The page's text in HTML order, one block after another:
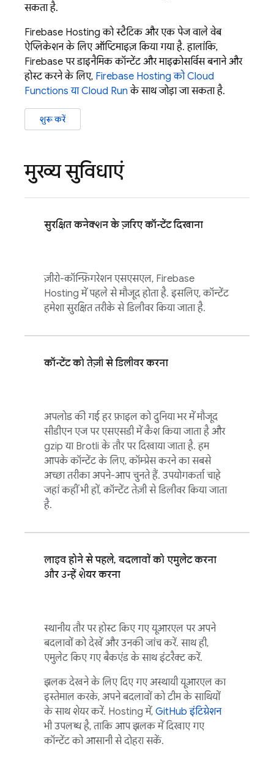
सकता है.
Firebase Hosting को स्टैटिक और एक पेज वाले वेब
ऐप्लिकेशन के लिए ऑप्टिमाइज़ किया गया है. हालांकि,
Firebase पर डाइनैमिक कॉन्टेंट और माइक्रोसर्विस बनाने और
होस्ट करने के लिए, Firebase Hosting कोCloud
Functions याCloud Run के साथ जोड़ा जा सकता है.
शुरू करें
मुख्य सुविधाएं
सुरक्षित कनेक्शन के ज़रिए कॉन्टेंट दिखाना
ज़ीरो-कॉन्फ़िगरेशन एसएसएल, Firebase
Hosting में पहले से मौजूद होता है. इसलिए, कॉन्टेंट
हमेशा सुरक्षित तरीके से डिलीवर किया जाता है.
कॉन्टेंट को तेज़ी से डिलीवर करना
अपलोड की गई हर फ़ाइल को दुनिया भर में मौजूद
सीडीएन एज पर एसएसडी में कैश किया जाता है और
gzip या Brotli के तौर पर दिखाया जाता है. हम
आपके कॉन्टेंट के लिए, कॉम्प्रेस करने का सबसे
अच्छा तरीका अपने-आप चुनते हैं. उपयोगकर्ता चाहे
जहां कहीं भी हों, कॉन्टेंट तेज़ी से डिलीवर किया जाता
है.
लाइव होने से पहले, बदलावों को एमुलेट करना
और उन्हें शेयर करना
स्थानीय तौर पर होस्ट किए गए यूआरएल पर अपने
बदलावों को देखें और उनकी जांच करें. साथ ही,
एमुलेट किए गए बैकएंड के साथ इंटरैक्ट करें.
झलक देखने के लिए दिए गए अस्थायी यूआरएल का
इस्तेमाल करके, अपने बदलावों को टीम के साथियों
के साथ शेयर करें. Hosting में, GitHub इंटिग्रेशन
भी उपलब्ध है, ताकि आप झलक में दिखाए गए
कॉन्टेंट को आसानी से दोहरा सकें.